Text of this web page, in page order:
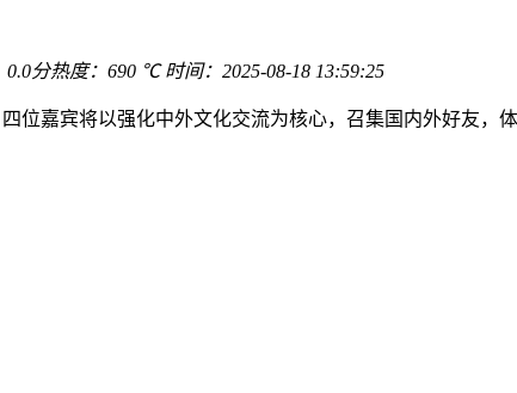
0.0分热度：690 ℃ 时间： 2025-08-18 13:59:25
位嘉宾将以强化中外文化交流为核心，召集国内外好友，